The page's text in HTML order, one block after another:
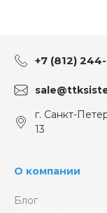
+7 (812)
г. Санкт-
13
О компании
Блог